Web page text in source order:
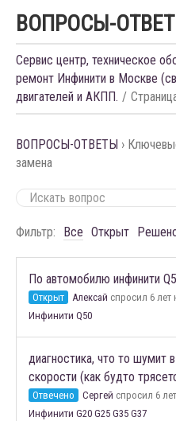
ВОПРОСЫ-
Сервис центр, техническое
ремонт Инфинити в Москве
двигателей и АКПП.
ВОПРОСЫ-ОТВЕТЫ ›
замена
Фильтр: Все Открыт
По автомобилю инфинити
Открыт Алексай спросил 6 лет
Инфинити Q50
диагностика, что то шумит
скорости (как будто
Отвечено Сергей спросил 6
Инфинити G20 G25 G35 G37